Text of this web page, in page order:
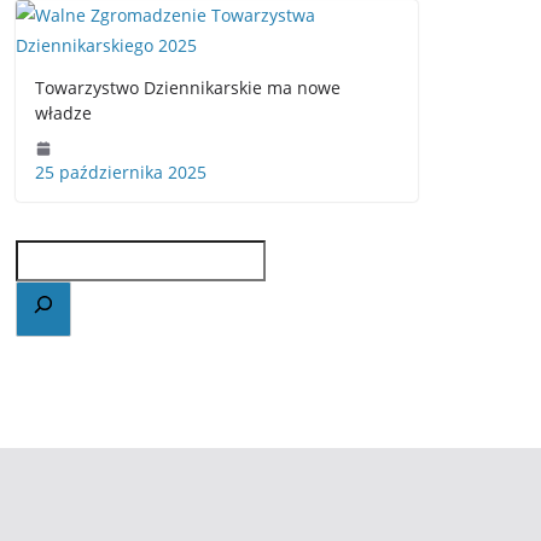
Towarzystwo Dziennikarskie ma nowe
władze
25 października 2025